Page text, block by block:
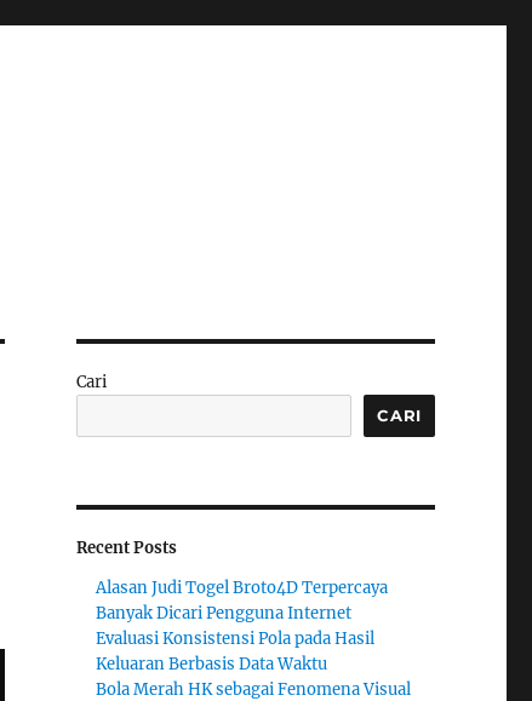
Cari
CARI
Recent Posts
Alasan Judi Togel Broto4D Terpercaya
Banyak Dicari Pengguna Internet
Evaluasi Konsistensi Pola pada Hasil
Keluaran Berbasis Data Waktu
Bola Merah HK sebagai Fenomena Visual